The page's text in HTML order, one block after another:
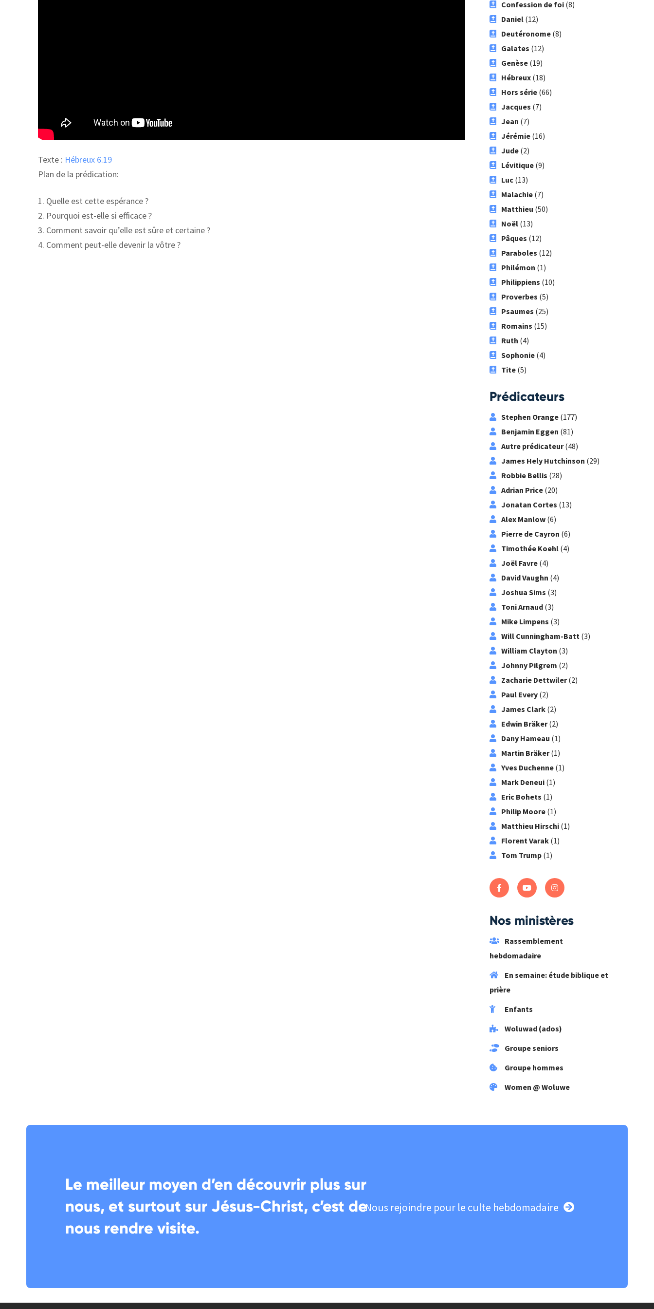
Texte : Hébreux 6.19
Plan de la prédication:
1. Quelle est cette espérance ?
2. Pourquoi est-elle si efficace ?
3. Comment savoir qu’elle est sûre et certaine ?
4. Comment peut-elle devenir la vôtre ?
Confession de foi(8)
Daniel(12)
Deutéronome(8)
Galates (12)
Genèse(19)
Hébreux(18)
Hors série(66)
Jacques (7)
Jean (7)
Jérémie(16)
Jude(2)
Lévitique(9)
Luc(13)
Malachie(7)
Matthieu (50)
Noël(13)
Pâques (12)
Paraboles (12)
Philémon (1)
Philippiens (10)
Proverbes (5)
Psaumes (25)
Romains (15)
Ruth (4)
Sophonie(4)
Tite(5)
Prédicateurs
Stephen Orange(177)
Benjamin Eggen (81)
Autre prédicateur(48)
James Hely Hutchinson (29)
Robbie Bellis (28)
Adrian Price(20)
Jonatan Cortes (13)
Alex Manlow(6)
Pierre de Cayron (6)
Timothée Koehl(4)
Joël Favre(4)
David Vaughn (4)
Joshua Sims (3)
Toni Arnaud(3)
Mike Limpens (3)
Will Cunningham-Batt(3)
William Clayton (3)
Johnny Pilgrem (2)
Zacharie Dettwiler(2)
Paul Every(2)
James Clark(2)
Edwin Bräker(2)
Dany Hameau (1)
Martin Bräker(1)
Yves Duchenne(1)
Mark Deneui(1)
Eric Bohets (1)
Philip Moore(1)
Matthieu Hirschi(1)
Florent Varak(1)
Tom Trump(1)
Nos ministères
Rassemblement
hebdomadaire
En semaine: étude biblique et
prière
Enfants
Woluwad (ados)
Groupe seniors
Groupe hommes
Women @ Woluwe
Le meilleur moyen d’en découvrir plus sur
nous, et surtout sur Jésus-Christ, c’est de
nous rendre visite.
Nous rejoindre pour le culte hebdomadaire